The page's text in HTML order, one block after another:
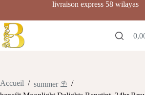
contenu
livraison express 58 wilayas
Accueil / summer ⛱️ /